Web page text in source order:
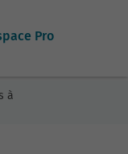
Pro
à